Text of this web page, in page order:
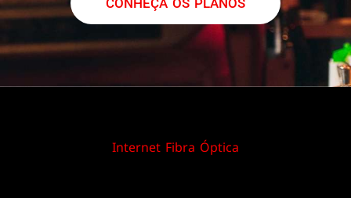
CONHEÇA OS PLANOS
Internet Fibra Óptica